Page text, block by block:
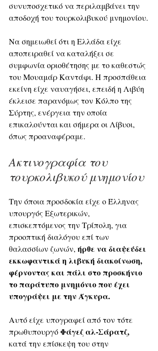
συνυποσχετικό να περιλαμβάνει την
αποδοχή του τουρκολιβυκού μνημονίου.
Να σημειωθεί ότι η Ελλάδα είχε
αποπειραθεί να καταλήξει σε
συμφωνία οριοθέτησης με το καθεστώς
του Μουαμάρ Καντάφι. Η προσπάθεια
εκείνη είχε ναυαγήσει, επειδή η Λιβύη
έκλεισε παρανόμως τον Κόλπο της
Σύρτης, ενέργεια την οποία
επικαλούνται και σήμερα οι Λίβυοι,
όπως προαναφέραμε.
Ακτινογραφία του
τουρκολιβυκού μνημονίου
Την όποια προσδοκία είχε ο Έλληνας
υπουργός Εξωτερικών,
επισκεπτόμενος την Τρίπολη, για
προοπτική διαλόγου επί των
θαλασσίων ζωνών, ήρθε να διαψεύδει
εκκωφαντικά η λιβυκή διακοίνωση,
φέρνοντας και πάλι στο προσκήνιο
το παράτυπο μνημόνιο που έχει
υπογράψει με την Άγκυρα.
Αυτό είχε υπογραφεί από τον τότε
πρωθυπουργό Φάγεζ αλ-Σάρατζ,
κατά την επίσκεψη του στην